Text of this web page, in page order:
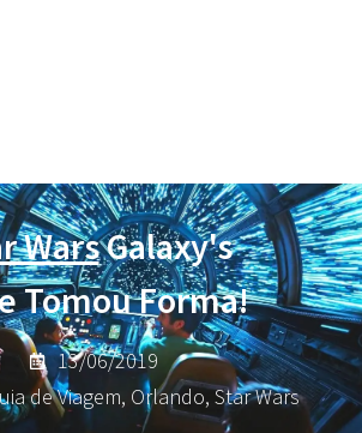
WarsGalaxy's
Tomou Forma!
13/06/2019
de Viagem, Orlando,Star Wars